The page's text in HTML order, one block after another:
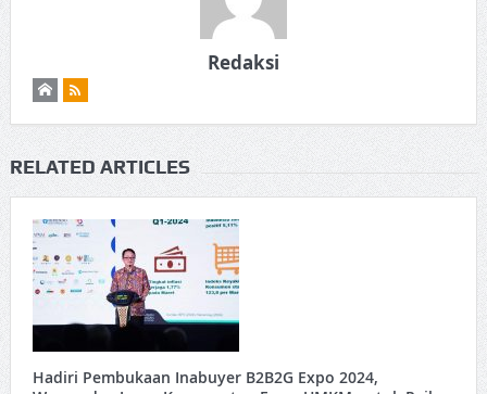
Redaksi
RELATED ARTICLES
Hadiri Pembukaan Inabuyer B2B2G Expo 2024,